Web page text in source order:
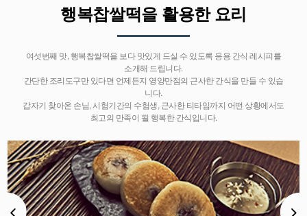
행복찹쌀떡을 활용한 요리
여섯번째 맛, 행복찹쌀떡을 보다 맛있게 드실 수 있도록 응용 간식 레시피를
소개해 드립니다.
간단한 조리도구만 있다면 언제든지 영양만점의 근사한 간식을 만들 수 있습
니다.
갑자기 찾아온 손님, 시험기간의 수험생, 근사한 티타임까지 어떤 상황에서도
최고의 만족이 될 행복한 간식입니다.